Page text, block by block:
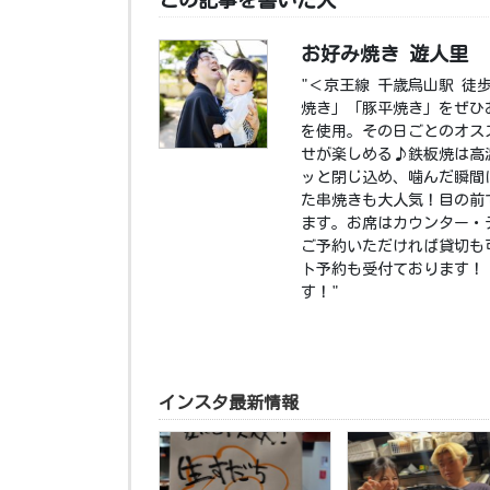
お好み焼き 遊人里
"＜京王線 千歳烏山駅 徒
焼き」「豚平焼き」をぜ
を使用。その日ごとのオ
せが楽しめる♪鉄板焼は高
ッと閉じ込め、噛んだ瞬
た串焼きも大人気！目の
ます。お席はカウンター
ご予約いただければ貸切
ト予約も受付ております
す！"
インスタ最新情報